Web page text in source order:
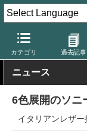
カテゴリ 過去記事
デジカメ Watch 撮
ニュース
6色展開のソニ
イタリアンレザ